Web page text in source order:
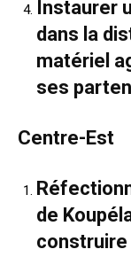
Instaurer
dans la
matériel
ses
Centre-Est
de